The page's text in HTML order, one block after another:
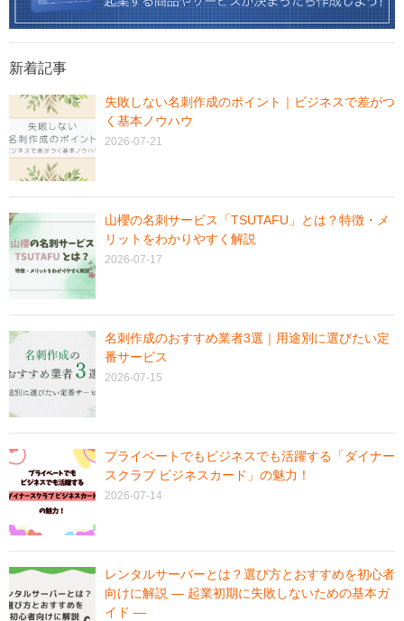
新着記事
失敗しない名刺作成のポイント｜ビジネスで差がつ
く基本ノウハウ
2026-07-21
山櫻の名刺サービス「TSUTAFU」とは？特徴・メ
リットをわかりやすく解説
2026-07-17
名刺作成のおすすめ業者3選｜用途別に選びたい定
番サービス
2026-07-15
プライベートでもビジネスでも活躍する「ダイナー
スクラブ ビジネスカード」の魅力！
2026-07-14
レンタルサーバーとは？選び方とおすすめを初心者
向けに解説 ― 起業初期に失敗しないための基本ガ
イド ―